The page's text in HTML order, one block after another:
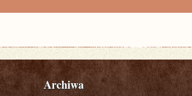
Archiwa